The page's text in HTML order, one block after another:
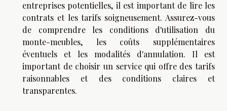
entreprises potentielles, il est important de lire les
contrats et les tarifs soigneusement. Assurez-vous
de comprendre les conditions d'utilisation du
monte-meubles, les coûts supplémentaires
éventuels et les modalités d'annulation. Il est
important de choisir un service qui offre des tarifs
raisonnables et des conditions claires et
transparentes.